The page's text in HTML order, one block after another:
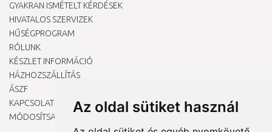
Az oldal sütiket használ
GYAKRAN ISMÉTELT KÉRDÉSEK
HIVATALOS SZERVIZEK
HŰSÉGPROGRAM
RÓLUNK
KÉSZLET INFORMÁCIÓ
HÁZHOZSZÁLLÍTÁS
ÁSZF
KAPCSOLAT
MÓDOSÍTSA A COOKIE-BEÁLLÍTÁSAIMAT